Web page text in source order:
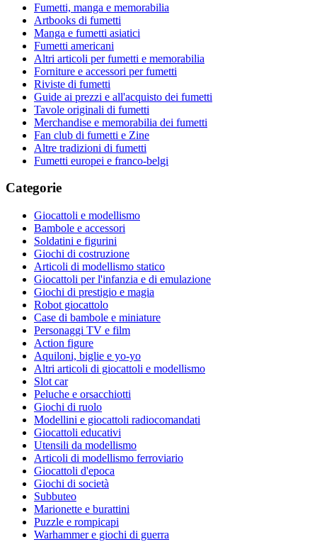
Fumetti, manga e memorabilia
Artbooks di fumetti
Manga e fumetti asiatici
Fumetti americani
Altri articoli per fumetti e memorabilia
Forniture e accessori per fumetti
Riviste di fumetti
Guide ai prezzi e all'acquisto dei fumetti
Tavole originali di fumetti
Merchandise e memorabilia dei fumetti
Fan club di fumetti e Zine
Altre tradizioni di fumetti
Fumetti europei e franco-belgi
Categorie
Giocattoli e modellismo
Bambole e accessori
Soldatini e figurini
Giochi di costruzione
Articoli di modellismo statico
Giocattoli per l'infanzia e di emulazione
Giochi di prestigio e magia
Robot giocattolo
Case di bambole e miniature
Personaggi TV e film
Action figure
Aquiloni, biglie e yo-yo
Altri articoli di giocattoli e modellismo
Slot car
Peluche e orsacchiotti
Giochi di ruolo
Modellini e giocattoli radiocomandati
Giocattoli educativi
Utensili da modellismo
Articoli di modellismo ferroviario
Giocattoli d'epoca
Giochi di società
Subbuteo
Marionette e burattini
Puzzle e rompicapi
Warhammer e giochi di guerra